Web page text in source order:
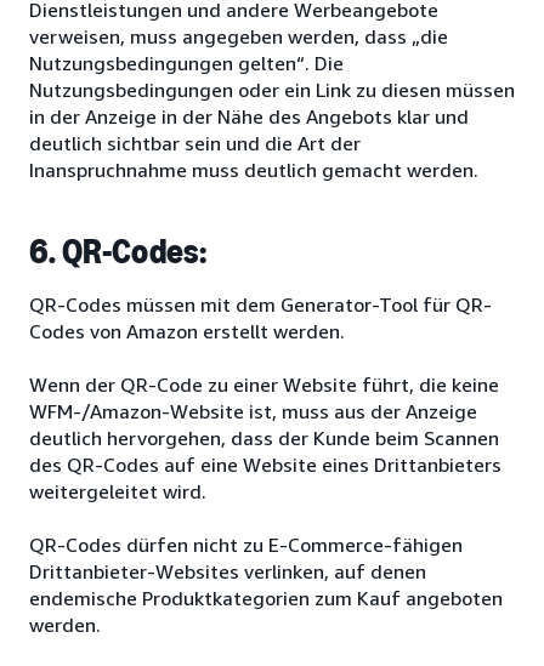
Dienstleistungen und andere Werbeangebote
verweisen, muss angegeben werden, dass „die
Nutzungsbedingungen gelten“. Die
Nutzungsbedingungen oder ein Link zu diesen müssen
in der Anzeige in der Nähe des Angebots klar und
deutlich sichtbar sein und die Art der
Inanspruchnahme muss deutlich gemacht werden.
6. QR-Codes:
QR-Codes müssen mit dem Generator-Tool für QR-
Codes von Amazon erstellt werden.
Wenn der QR-Code zu einer Website führt, die keine
WFM-/Amazon-Website ist, muss aus der Anzeige
deutlich hervorgehen, dass der Kunde beim Scannen
des QR-Codes auf eine Website eines Drittanbieters
weitergeleitet wird.
QR-Codes dürfen nicht zu E-Commerce-fähigen
Drittanbieter-Websites verlinken, auf denen
endemische Produktkategorien zum Kauf angeboten
werden.